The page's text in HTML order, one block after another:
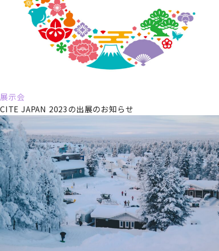
展示会
CITE JAPAN 2023の出展のお知らせ